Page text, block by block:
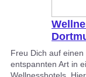
Freu Dich auf
entspannten Art in
Wellnesshotels.